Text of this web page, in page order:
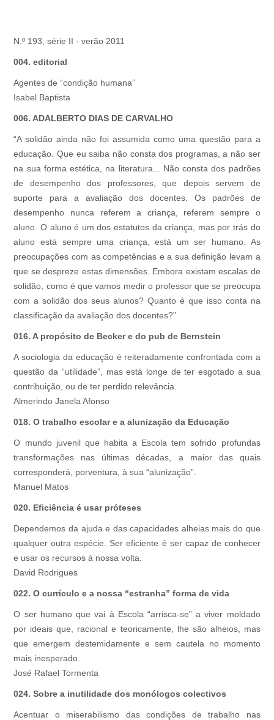
N.º 193, série II - verão 2011
004. editorial
Agentes de “condição humana”
Isabel Baptista
006. ADALBERTO DIAS DE CARVALHO
“A solidão ainda não foi assumida como uma questão para a
educação. Que eu saiba não consta dos programas, a não ser
na sua forma estética, na literatura... Não consta dos padrões
de desempenho dos professores, que depois servem de
suporte para a avaliação dos docentes. Os padrões de
desempenho nunca referem a criança, referem sempre o
aluno. O aluno é um dos estatutos da criança, mas por trás do
aluno está sempre uma criança, está um ser humano. As
preocupações com as competências e a sua definição levam a
que se despreze estas dimensões. Embora existam escalas de
solidão, como é que vamos medir o professor que se preocupa
com a solidão dos seus alunos? Quanto é que isso conta na
classificação da avaliação dos docentes?”
016. A propósito de Becker e do pub de Bernstein
A sociologia da educação é reiteradamente confrontada com a
questão da “utilidade”, mas está longe de ter esgotado a sua
contribuição, ou de ter perdido relevância.
Almerindo Janela Afonso
018. O trabalho escolar e a alunização da Educação
O mundo juvenil que habita a Escola tem sofrido profundas
transformações nas últimas décadas, a maior das quais
corresponderá, porventura, à sua “alunização”.
Manuel Matos
020. Eficiência é usar próteses
Dependemos da ajuda e das capacidades alheias mais do que
qualquer outra espécie. Ser eficiente é ser capaz de conhecer
e usar os recursos à nossa volta.
David Rodrigues
022. O currículo e a nossa “estranha” forma de vida
O ser humano que vai à Escola “arrisca-se” a viver moldado
por ideais que, racional e teoricamente, lhe são alheios, mas
que emergem destemidamente e sem cautela no momento
mais inesperado.
José Rafael Tormenta
024. Sobre a inutilidade dos monólogos colectivos
Acentuar o miserabilismo das condições de trabalho nas